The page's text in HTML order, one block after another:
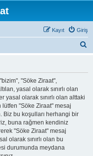
Giriş
Kayıt
"Söke Ziraat",
yasal olarak sınırlı olan
yasal olarak sınırlı olan alttaki
lütfen "Söke Ziraat" mesaj
Biz bu koşulları herhangi bir
buna rağmen kendiniz
"Söke Ziraat" mesaj
olarak sınırlı olan bu
durumunda meydana